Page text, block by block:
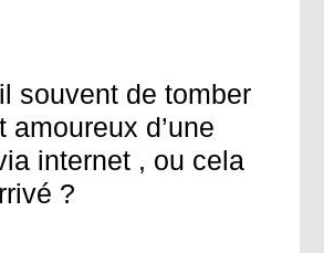
souvent de tomber
amoureux d’une
internet , ou cela
?